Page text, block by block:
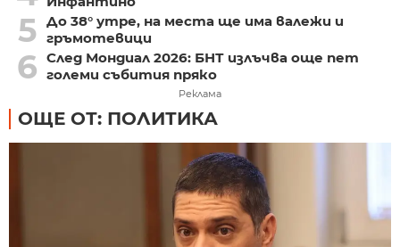
5 До 38° утре, на места ще има валежи и
гръмотевици
6 След Мондиал 2026: БНТ излъчва още пет
големи събития пряко
Реклама
ОЩЕ ОТ: ПОЛИТИКА